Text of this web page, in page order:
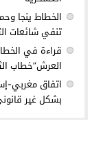
الخطاط ينجا
تنفي شائعات
العرش”خطاب
اتفاق مغربي-
بشكل غير